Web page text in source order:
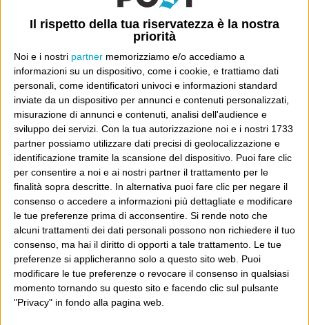
Il rispetto della tua riservatezza è la nostra
priorità
Noi e i nostri partner memorizziamo e/o accediamo a
informazioni su un dispositivo, come i cookie, e trattiamo dati
personali, come identificatori univoci e informazioni standard
inviate da un dispositivo per annunci e contenuti personalizzati,
misurazione di annunci e contenuti, analisi dell'audience e
sviluppo dei servizi. Con la tua autorizzazione noi e i nostri 1733
partner possiamo utilizzare dati precisi di geolocalizzazione e
identificazione tramite la scansione del dispositivo. Puoi fare clic
per consentire a noi e ai nostri partner il trattamento per le
finalità sopra descritte. In alternativa puoi fare clic per negare il
consenso o accedere a informazioni più dettagliate e modificare
le tue preferenze prima di acconsentire. Si rende noto che
alcuni trattamenti dei dati personali possono non richiedere il tuo
consenso, ma hai il diritto di opporti a tale trattamento. Le tue
preferenze si applicheranno solo a questo sito web. Puoi
modificare le tue preferenze o revocare il consenso in qualsiasi
momento tornando su questo sito e facendo clic sul pulsante
"Privacy" in fondo alla pagina web.
stai dicendo la stessa cosa che dice il tuo
nemico. E allora siamo costretti a essere
tutti uguali, senza distinzione. Se Santoro fa
una puntata violenta e poco condivisibile
sul terremoto, se Vauro disegna vignette
volgari, non importa, poiché sono sotto
attacco del nemico, bisogna per forza stare
dalla parte loro. E quello che ti piace per
davvero, non conta più.
Dove sei?
Wittgenstein è il blog di Luca Sofri, il fondatore e
direttore editoriale del giornale online il Post. Forse
sei qui perché conosci già il Post, o forse sei